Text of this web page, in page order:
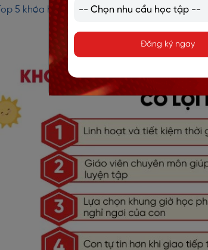
Top 5 khóa học tiếng Anh giao tiếp online cho trẻ
Đăng ký ngay